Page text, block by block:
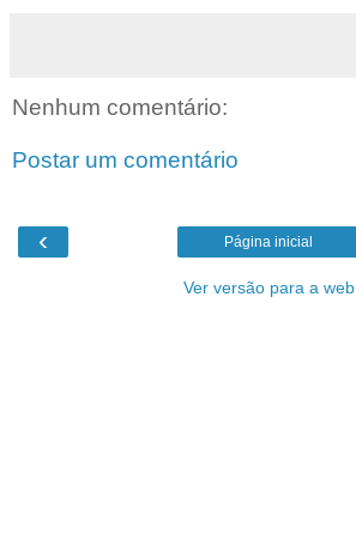
Nenhum comentário:
Postar um comentário
‹ Página inicial
Ver versão para a web